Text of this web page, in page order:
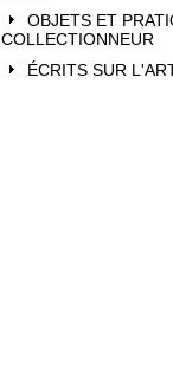
OBJETS ET
COLLECTIONNEUR
ÉCRITS SUR